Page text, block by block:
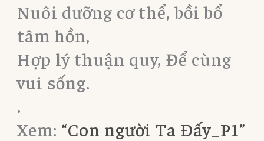
Nuôi dưỡng cơ thể, bồi bổ
tâm hồn,
Hợp lý thuận quy, Để cùng
vui sống.
.
Xem: “Con người Ta Đấy_P1”